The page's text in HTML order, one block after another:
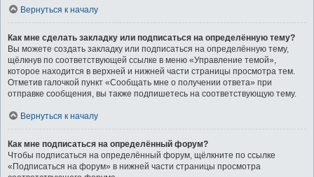
Вернуться к началу
Как мне сделать закладку или подписаться на определённую тему?
Вы можете создать закладку или подписаться на определённую тему,
щёлкнув по соответствующей ссылке в меню «Управление темой»,
которое находится в верхней и нижней части страницы просмотра тем.
Отметив галочкой пункт «Сообщать мне о получении ответа» при
отправке сообщения, вы также подпишетесь на соответствующую тему.
Вернуться к началу
Как мне подписаться на определённый форум?
Чтобы подписаться на определённый форум, щёлкните по ссылке
«Подписаться на форум» в нижней части страницы просмотра